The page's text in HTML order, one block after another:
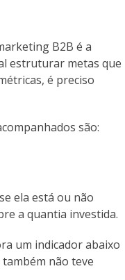
B2B é a
estruturar metas que
é preciso
são:
ela está ou não
a quantia investida.
um indicador abaixo
não teve